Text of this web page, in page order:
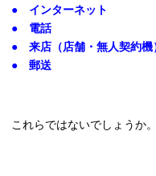
● インターネット
● 電話
● 来店（店舗・無人契約機
● 郵送
これらではないでしょうか。